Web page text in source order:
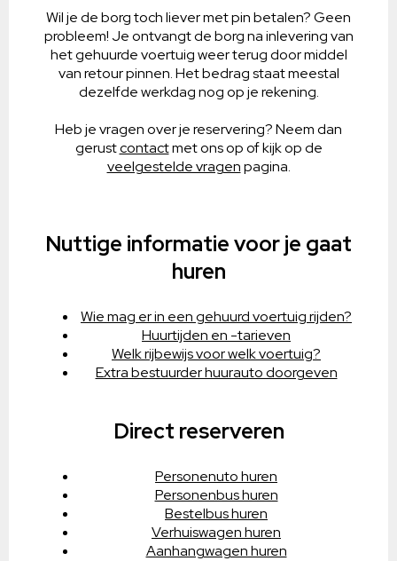
Wil je de borg toch liever met pin betalen? Geen
probleem! Je ontvangt de borg na inlevering van
het gehuurde voertuig weer terug door middel
van retour pinnen. Het bedrag staat meestal
dezelfde werkdag nog op je rekening.
Heb je vragen over je reservering? Neem dan
gerustcontactmet ons op of kijk op de
veelgestelde vragenpagina.
Nuttige informatie voor je gaat
huren
Wie mag er in een gehuurd voertuig rijden?
Huurtijden en -tarieven
Welk rijbewijs voor welk voertuig?
Extra bestuurder huurauto doorgeven
Direct reserveren
Personenuto huren
Personenbus huren
Bestelbus huren
Verhuiswagen huren
Aanhangwagen huren